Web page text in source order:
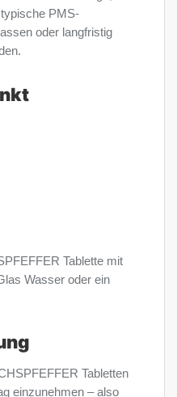
PMS-
oder langfristig
Tablette mit
Wasser oder ein
Tabletten
einzunehmen – also